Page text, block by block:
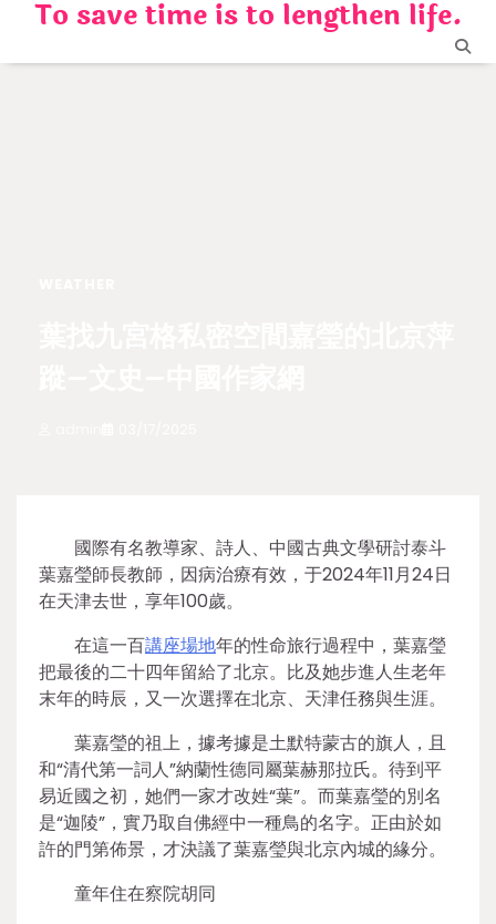
content
To save time is to lengthen life.
國際有名教導家、詩人、中國古典文學研討泰斗
葉嘉瑩師長教師，因病治療有效，于2024年11月24日
在天津去世，享年100歲。
在這一百講座場地年的性命旅行過程中，葉嘉瑩
把最後的二十四年留給了北京。比及她步進人生老年
末年的時辰，又一次選擇在北京、天津任務與生涯。
葉嘉瑩的祖上，據考據是土默特蒙古的旗人，且
和“清代第一詞人”納蘭性德同屬葉赫那拉氏。待到平
易近國之初，她們一家才改姓“葉”。而葉嘉瑩的別名
是“迦陵”，實乃取自佛經中一種鳥的名字。正由於如
許的門第佈景，才決議了葉嘉瑩與北京內城的緣分。
童年住在察院胡同